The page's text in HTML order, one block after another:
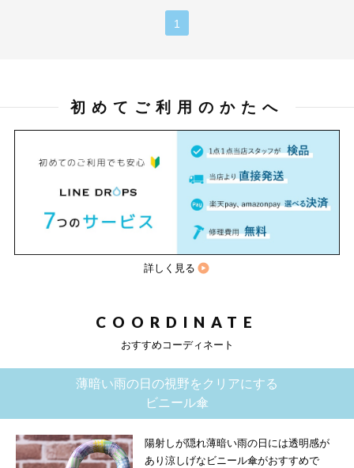
1
初めてご利用のかたへ
詳しく見る
COORDINATE
おすすめコーディネート
薄暗い雨の日の視野をクリアにする
ビニール傘
陽射しが隠れ薄暗い雨の日には透明感が
あり涼しげなビニール傘がおすすめで